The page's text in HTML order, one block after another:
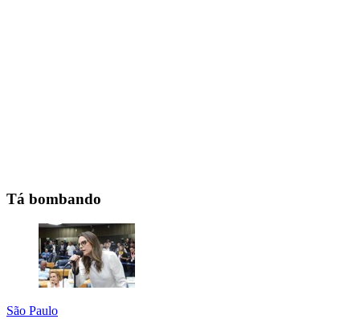
Tá bombando
São Paulo